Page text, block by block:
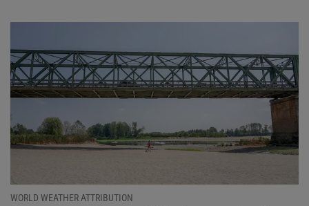
WORLD WEATHER ATTRIBUTION